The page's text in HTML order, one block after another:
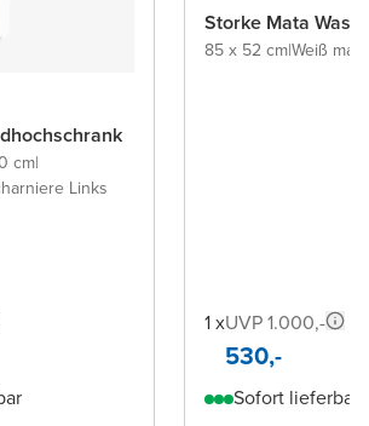
cm|
Links
Storke Mata
85 x 52 cm|Weiß matt
1 xUVP 1.000,-
530,-
Sofort lieferbar